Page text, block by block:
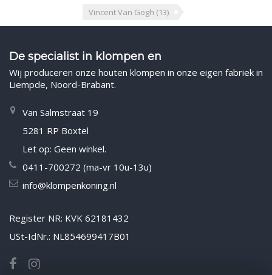
Vincent Van Gogh (13)
De specialist in klompen en
Wij produceren onze houten klompen in onze eigen fabriek in
Liempde, Noord-Brabant.
Van Salmstraat 19
5281 RP Boxtel
Let op: Geen winkel.
0411-700272 (ma-vr 10u-13u)
info@klompenkoning.nl
Register NR: KVK 62181432
USt-IdNr.: NL854699417B01